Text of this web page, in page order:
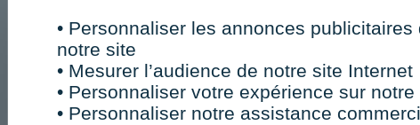
TOUTES NOS
• Personnaliser les annonces
notre site
• Mesurer l’audience de notre site Internet
• Personnaliser votre expérience sur notre
• Personnaliser notre assistance